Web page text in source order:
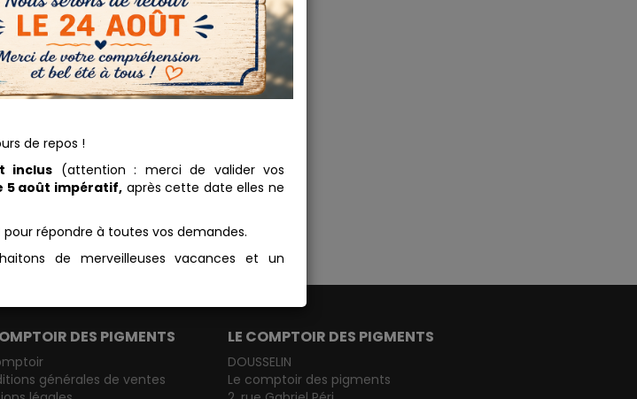
DES PIGMENTS
générales de ventes
LE COMPTOIR DES PIGMENTS
DOUSSELIN
Le comptoir des pigments
de repos !
inclus (attention : merci de valider vos
5 août impératif,après cette date elles ne
répondre à toutes vos demandes.
de merveilleuses vacances et un